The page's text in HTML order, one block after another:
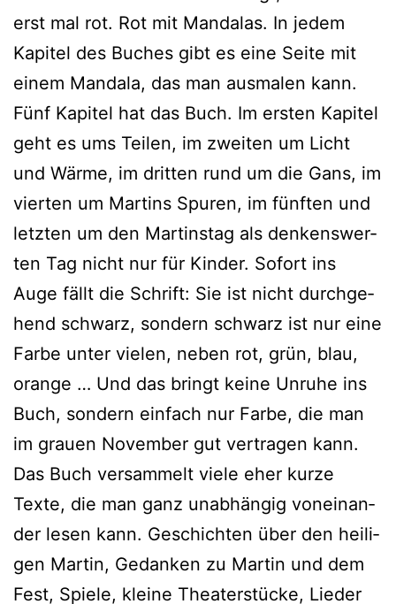
erst mal rot. Rot mit Mandalas. In jedem
Kapitel des Buches gibt es eine Seite mit
einem Mandala, das man aus­ma­len kann.
Fünf Kapitel hat das Buch. Im ers­ten Kapitel
geht es ums Teilen, im zwei­ten um Licht
und Wärme, im drit­ten rund um die Gans, im
vier­ten um Martins Spuren, im fünf­ten und
letz­ten um den Martinstag als den­kens­wer­
ten Tag nicht nur für Kinder. Sofort ins
Auge fällt die Schrift: Sie ist nicht durch­ge­
hend schwarz, son­dern schwarz ist nur eine
Farbe unter vie­len, neben rot, grün, blau,
oran­ge … Und das bringt kei­ne Unruhe ins
Buch, son­dern ein­fach nur Farbe, die man
im grau­en November gut ver­tra­gen kann.
Das Buch ver­sam­melt vie­le eher kur­ze
Texte, die man ganz unab­hän­gig von­ein­an­
der lesen kann. Geschichten über den hei­li­
gen Martin, Gedanken zu Martin und dem
Fest, Spiele, klei­ne Theaterstücke, Lieder